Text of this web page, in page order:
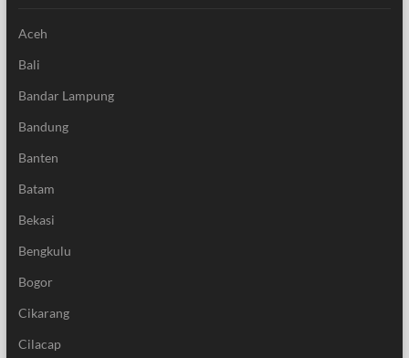
Aceh
Bali
Bandar Lampung
Bandung
Banten
Batam
Bekasi
Bengkulu
Bogor
Cikarang
Cilacap